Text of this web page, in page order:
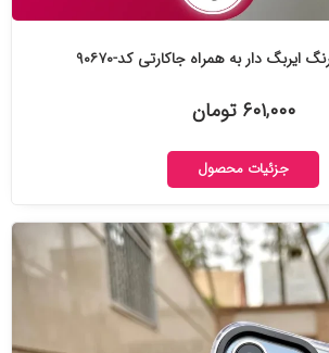
ایربگ دار به همراه جاکارتی کد-۹۰۶۷۰
۶۰۱,۰۰۰ تومان
جزئیات محصول